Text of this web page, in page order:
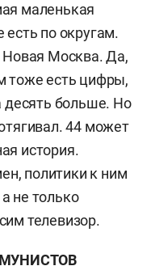
маленькая
по округам.
Новая Москва. Да,
тоже есть цифры,
десять больше. Но
44 может
история.
политики к ним
не только
телевизор.